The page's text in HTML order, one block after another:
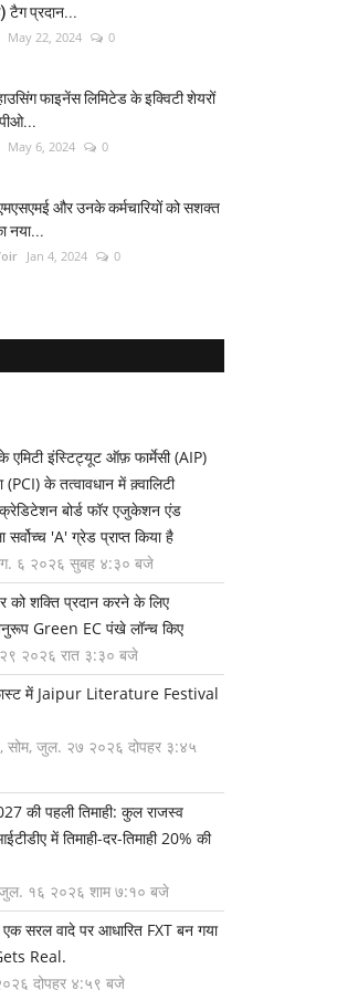
टैग प्रदान...
May 22, 2024 0
फाइनेंस लिमिटेड के इक्विटी शेयरों
May 6, 2024 0
और उनके कर्मचारियों को सशक्त
नया...
Jan 4, 2024 0
के एमिटी इंस्टिट्यूट ऑफ़ फार्मेसी (AIP)
के तत्वावधान में क़्वालिटी
बोर्ड फॉर एजुकेशन एंड
'A' ग्रेड प्राप्त किया है
६ २०२६ सुबह ४:३० बजे
को शक्ति प्रदान करने के लिए
Green EC पंखे लॉन्च किए
२०२६ रात ३:३० बजे
में Jaipur Literature Festival
सोम, जुल. २७ २०२६ दोपहर ३:४५
की पहली तिमाही: कुल राजस्व
में तिमाही-दर-तिमाही 20% की
जुल. १६ २०२६ शाम ७:१० बजे
सरल वादे पर आधारित FXT बन गया
Real.
दोपहर ४:५९ बजे